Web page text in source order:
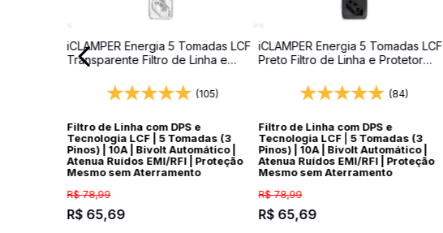
iCLAMPER Energia 5 Tomadas LCF
Transparente Filtro de Linha e
(105)
Filtro de Linha com DPS e
Tecnologia LCF | 5 Tomadas (3
Pinos) | 10A | Bivolt Automático |
Atenua Ruídos EMI/RFI | Proteção
Mesmo sem Aterramento
R$ 78,99
R$ 65,69
iCLAMPER Energia 5 Tomadas LCF
Preto Filtro de Linha e Protetor
(84)
Filtro de Linha com DPS e
Tecnologia LCF | 5 Tomadas (3
Pinos) | 10A | Bivolt Automático |
Atenua Ruídos EMI/RFI | Proteção
Mesmo sem Aterramento
R$ 78,99
R$ 65,69